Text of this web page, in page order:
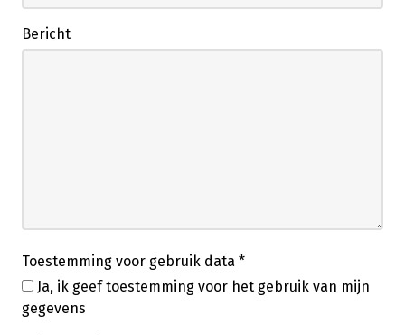
Bericht
Toestemming voor gebruik data *
Ja, ik geef toestemming voor het gebruik van mijn
gegevens